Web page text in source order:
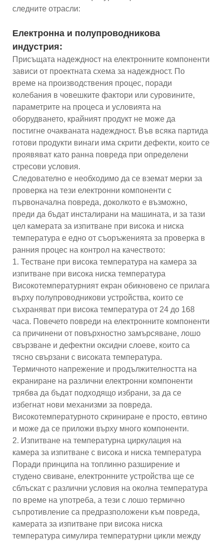
следните отрасли:
Електронна и полупроводникова
индустрия:
Присъщата надеждност на електронните компоненти
зависи от проектната схема за надеждност. По
време на производствения процес, поради
колебания в човешките фактори или суровините,
параметрите на процеса и условията на
оборудването, крайният продукт не може да
постигне очакваната надеждност. Във всяка партида
готови продукти винаги има скрити дефекти, които се
проявяват като ранна повреда при определени
стресови условия.
Следователно е необходимо да се вземат мерки за
проверка на тези електронни компоненти с
първоначална повреда, доколкото е възможно,
преди да бъдат инсталирани на машината, и за тази
цел камерата за изпитване при висока и ниска
температура е едно от съоръженията за проверка в
ранния процес на контрол на качеството:
1. Тестване при висока температура на камера за
изпитване при висока ниска температура
Високотемпературният екран обикновено се прилага
върху полупроводникови устройства, които се
съхраняват при висока температура от 24 до 168
часа. Повечето повреди на електронните компоненти
са причинени от повърхностно замърсяване, лошо
свързване и дефектни оксидни слоеве, които са
тясно свързани с високата температура.
Термичното напрежение и продължителността на
екраниране на различни електронни компоненти
трябва да бъдат подходящо избрани, за да се
избегнат нови механизми за повреда.
Високотемпературното скриниране е просто, евтино
и може да се приложи върху много компоненти.
2. Изпитване на температурна циркулация на
камера за изпитване с висока и ниска температура
Поради принципа на топлинно разширение и
студено свиване, електронните устройства ще се
сблъскат с различни условия на околна температура
по време на употреба, а тези с лошо термично
съпротивление са предразположени към повреда,
камерата за изпитване при висока ниска
температура симулира температурни цикли между